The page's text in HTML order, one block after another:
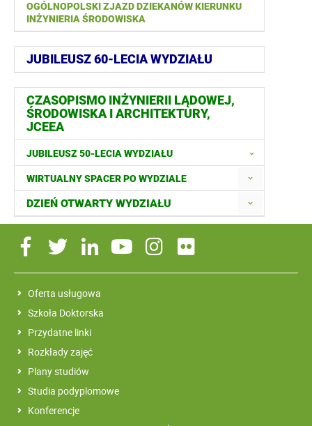
OGÓLNOPOLSKI ZJAZD DZIEKANÓW KIERUNKU
INŻYNIERIA ŚRODOWISKA
JUBILEUSZ 60-LECIA WYDZIAŁU
CZASOPISMO INŻYNIERII LĄDOWEJ,
ŚRODOWISKA I ARCHITEKTURY,
JCEEA
JUBILEUSZ 50-LECIA WYDZIAŁU
WIRTUALNY SPACER PO WYDZIALE
DZIEŃ OTWARTY WYDZIAŁU
Oferta usługowa
Szkoła Doktorska
Przydatne linki
Rozkłady zajęć
Plany studiów
Studia podyplomowe
Konferencje